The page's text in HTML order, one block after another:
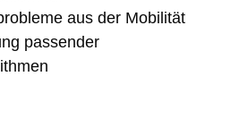
aus der Mobilität
passender